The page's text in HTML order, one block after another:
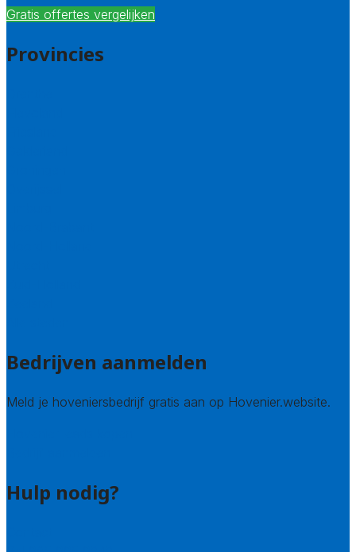
Gratis offertes vergelijken
Provincies
Bedrijven aanmelden
Meld je hoveniersbedrijf gratis aan op Hovenier.website.
Hulp nodig?